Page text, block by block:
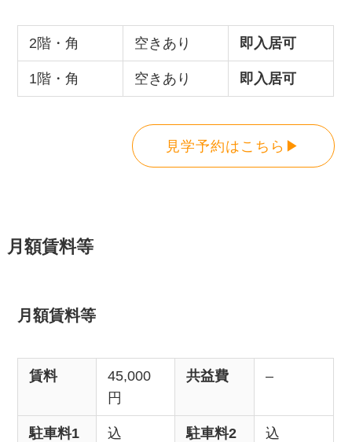
2階・角 空きあり 即入居可
1階・角 空きあり 即入居可
見学予約はこちら▶
月額賃料等
月額賃料等
賃料
45,000
円
共益費 –
駐車料1 込 駐車料2 込